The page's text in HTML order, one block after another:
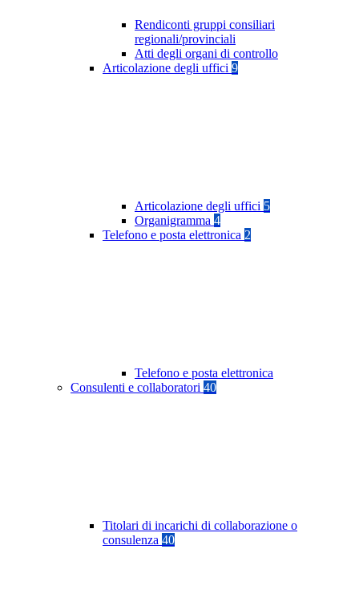
Rendiconti gruppi consiliari
regionali/provinciali
Atti degli organi di controllo
Articolazione degli uffici 9
Articolazione degli uffici 5
Organigramma 4
Telefono e posta elettronica 2
Telefono e posta elettronica
Consulenti e collaboratori 40
Titolari di incarichi di collaborazione o
consulenza 40